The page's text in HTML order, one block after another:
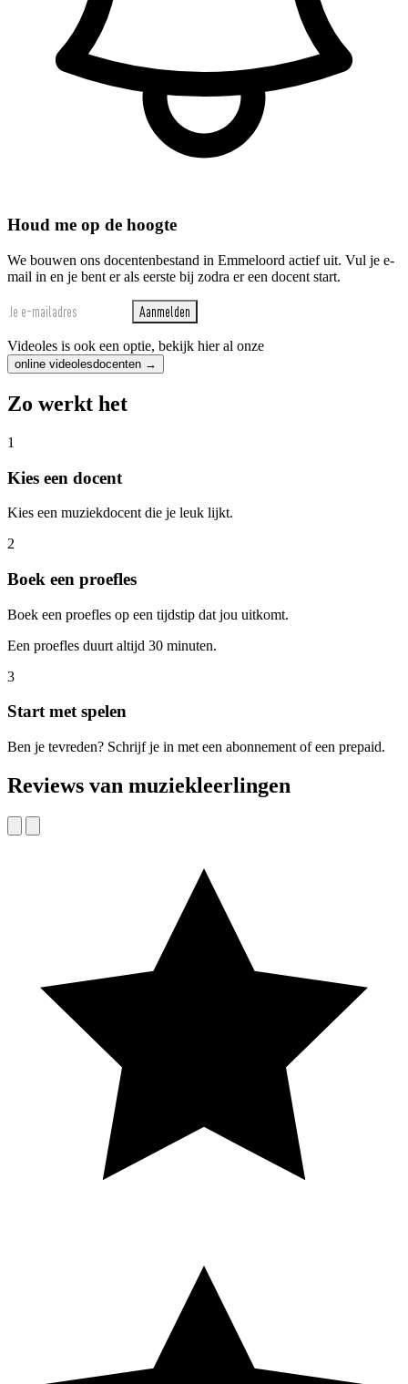
Houd me op de hoogte
We bouwen ons docentenbestand in Emmeloord actief uit. Vul je e-
mail in en je bent er als eerste bij zodra er een docent start.
Aanmelden
Videoles is ook een optie, bekijk hier al onze
online videolesdocenten →
Zo werkt het
1
Kies een docent
Kies een muziekdocent die je leuk lijkt.
2
Boek een proefles
Boek een proefles op een tijdstip dat jou uitkomt.
Een proefles duurt altijd 30 minuten.
3
Start met spelen
Ben je tevreden? Schrijf je in met een abonnement of een prepaid.
Reviews van muziekleerlingen